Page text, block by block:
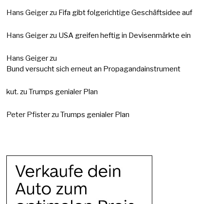
Hans Geigerzu Fifa gibt folgerichtige Geschäftsidee auf
Hans Geigerzu USA greifen heftig in Devisenmärkte ein
Hans Geigerzu
Bund versucht sich erneut an Propagandainstrument
kut. zuTrumps genialer Plan
Peter PfisterzuTrumps genialer Plan